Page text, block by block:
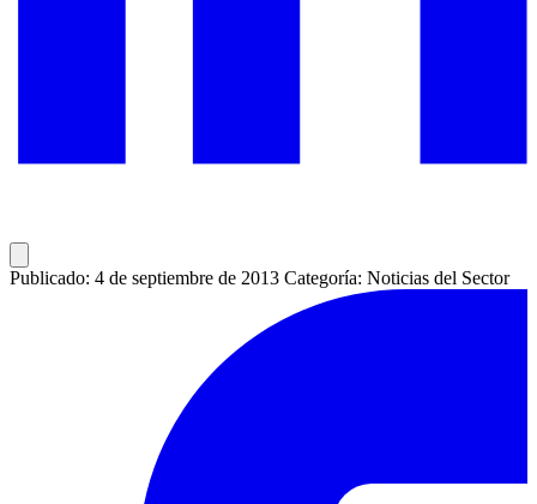
Publicado: 4 de septiembre de 2013 Categoría: Noticias del Sector